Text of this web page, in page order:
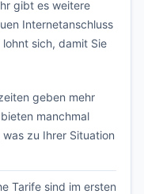
gibt es weitere
Internetanschluss
sich, damit Sie
geben mehr
manchmal
zu Ihrer Situation
Tarife sind im ersten